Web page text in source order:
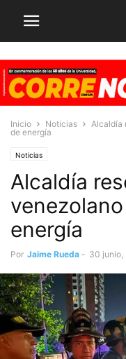
Inicio Noticias
Alcaldía
de energía
Noticias
Alcaldía
energía
Por Jaime Rueda - 30 junio,